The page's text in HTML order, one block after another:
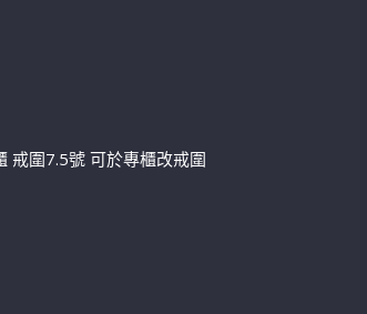
戒圍7.5號 可於專櫃改戒圍